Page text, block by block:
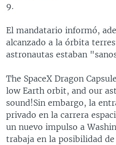
9.
El mandatario informó,
alcanzado a la órbita
astronautas estaban
The SpaceX Dragon
low Earth orbit, and our
sound!Sin embargo, la
privado en la carrera
un nuevo impulso a
trabaja en la posibilidad